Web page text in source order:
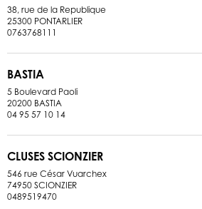
38, rue de la Republique
25300 PONTARLIER
0763768111
BASTIA
5 Boulevard Paoli
20200 BASTIA
04 95 57 10 14
CLUSES SCIONZIER
546 rue César Vuarchex
74950 SCIONZIER
0489519470